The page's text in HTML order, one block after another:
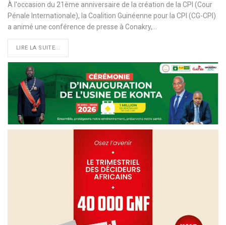
À l'occasion du 21ème anniversaire de la création de la CPI (Cour
Pénale Internationale), la Coalition Guinéenne pour la CPI (CG-CPI)
a animé une conférence de presse à Conakry,…
LIRE LA SUITE...